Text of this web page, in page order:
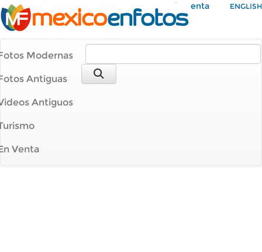
Mi Cuenta ENGLISH
Modernas
Antiguas
Antiguos
Venta